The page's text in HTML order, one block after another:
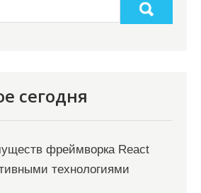
сегодня
фреймворка React
технологиями